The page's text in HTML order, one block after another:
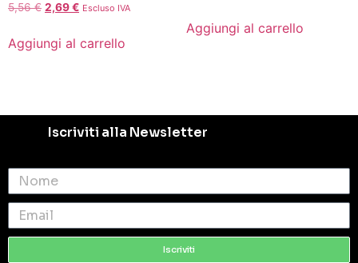
5,56€ 2,69€ Escluso IVA
Aggiungi al carrello
Aggiungi al carrello
Iscriviti alla Newsletter
Iscriviti